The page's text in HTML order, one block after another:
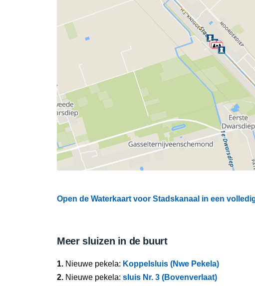
Open de Waterkaart voor Stadskanaal in een
Meer sluizen in de buurt
1. Nieuwe pekela: Koppelsluis (Nwe Pekela)
2. Nieuwe pekela: sluis Nr. 3 (Bovenverlaat)